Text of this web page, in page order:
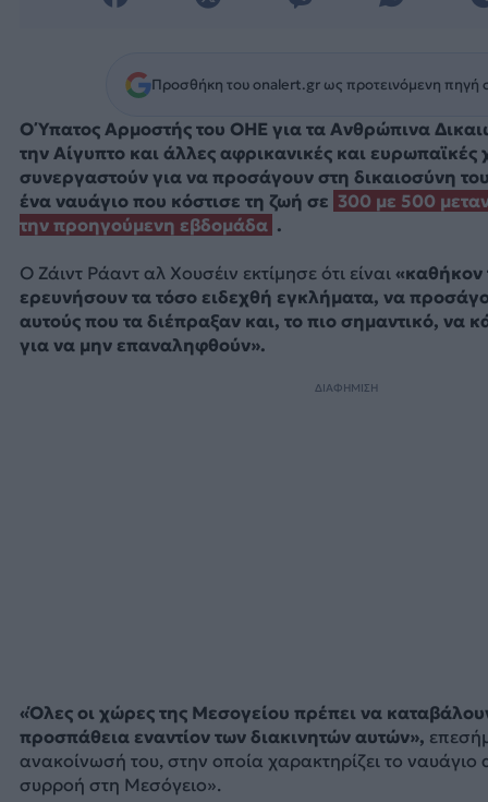
Προσθήκη του onalert.gr ως προτεινόμενη πηγή
Ο Ύπατος Αρμοστής του ΟΗΕ για τα Ανθρώπινα
την Αίγυπτο και άλλες αφρικανικές και ευρωπαϊκές
συνεργαστούν για να προσάγουν στη δικαιοσύνη
ένα ναυάγιο που κόστισε τη ζωή σε 300 με 500
την προηγούμενη εβδομάδα .
Ο Ζάιντ Ράαντ αλ Χουσέιν εκτίμησε ότι είναι «καθήκον
ερευνήσουν τα τόσο ειδεχθή εγκλήματα, να
αυτούς που τα διέπραξαν και, το πιο σημαντικό, να
για να μην επαναληφθούν».
ΔΙΑΦΗΜΙΣΗ
«Όλες οι χώρες της Μεσογείου πρέπει να
προσπάθεια εναντίον των διακινητών αυτών»,
ανακοίνωσή του, στην οποία χαρακτηρίζει το ναυάγιο
συρροή στη Μεσόγειο».